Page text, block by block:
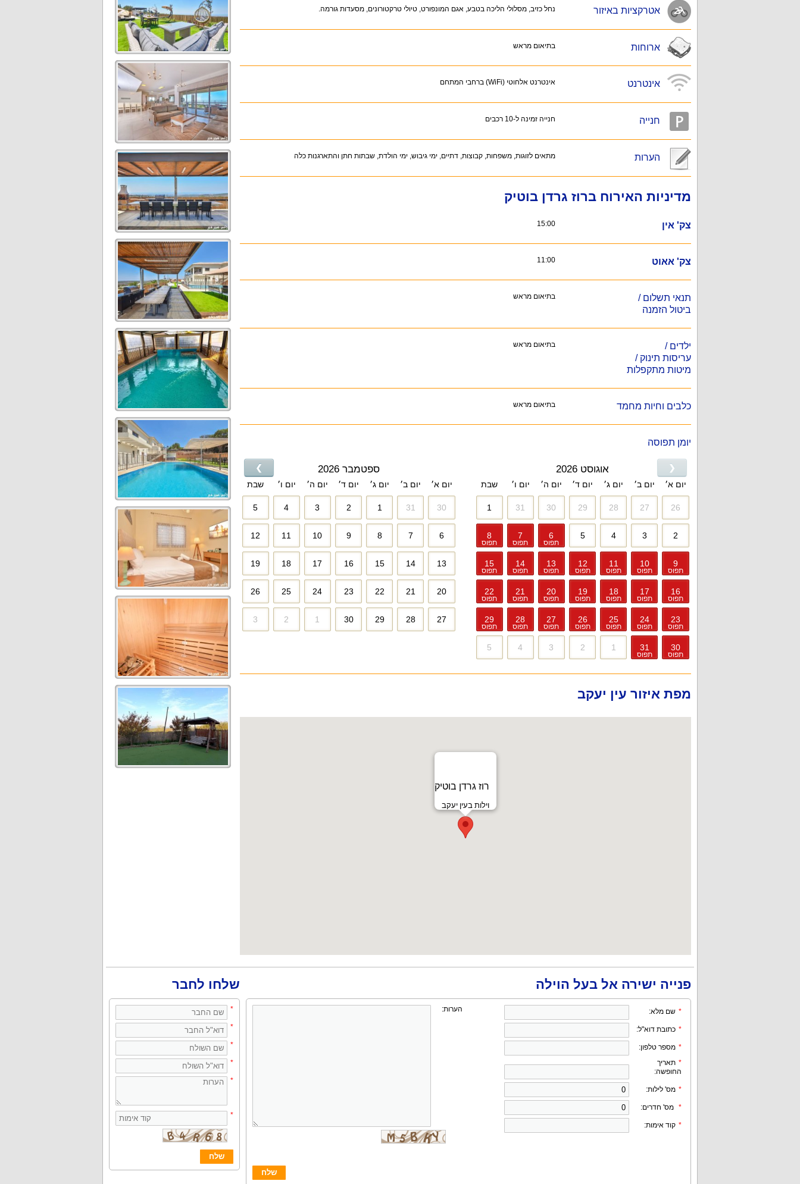
אטרקציות באיזור נחל כזיב, מסלולי הליכה בטבע, אגם המונפורט, טיולי טרקטורונים, מסעדות גורמה.
ארוחות בתיאום מראש
אינטרנט אינטרנט אלחוטי (WiFi) ברחבי המתחם
חנייה חנייה זמינה ל-10 רכבים
הערות מתאים לזוגות, משפחות, קבוצות, דתיים, ימי גיבוש, ימי הולדת, שבתות חתן והתארגנות כלה
מדיניות האירוח ברוז גרדן בוטיק
צק' אין 15:00
צק' אאוט 11:00
תנאי תשלום /
ביטול הזמנה
בתיאום מראש
ילדים /
עריסות תינוק /
מיטות מתקפלות
בתיאום מראש
כלבים וחיות מחמד בתיאום מראש
יומן תפוסה
אוגוסט 2026
יום א׳ יום ב׳ יום ג׳ יום ד׳ יום ה׳ יום ו׳ שבת
26
27
28
29
30
31
1
2
3
4
5
6
תפוס
7
תפוס
8
תפוס
9
תפוס
10
תפוס
11
תפוס
12
תפוס
13
תפוס
14
תפוס
15
תפוס
16
תפוס
17
תפוס
18
תפוס
19
תפוס
20
תפוס
21
תפוס
22
תפוס
23
תפוס
24
תפוס
25
תפוס
26
תפוס
27
תפוס
28
תפוס
29
תפוס
30
תפוס
31
תפוס
1
2
3
4
5
ספטמבר 2026
יום א׳ יום ב׳ יום ג׳ יום ד׳ יום ה׳ יום ו׳ שבת
30
31
1
2
3
4
5
6
7
8
9
10
11
12
13
14
15
16
17
18
19
20
21
22
23
24
25
26
27
28
29
30
1
2
3
❯ ❮
מפת איזור עין יעקב
רוז גרדן בוטיק
וילות בעין יעקב
שלחו לחבר
*
*
*
*
*
*
פנייה ישירה אל בעל הוילה
הערות: * שם מלא:
* כתובת דוא"ל:
* מספר טלפון:
* תאריך
החופשה:
* מס' לילות:
* מס' חדרים:
* קוד אימות: